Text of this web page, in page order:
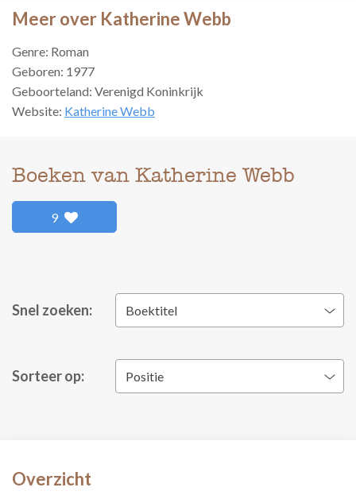
Meer over Katherine Webb
Genre: Roman
Geboren: 1977
Geboorteland: Verenigd Koninkrijk
Website: Katherine Webb
Boeken van Katherine Webb
9
Snel zoeken: Boektitel
Sorteer op: Positie
Overzicht